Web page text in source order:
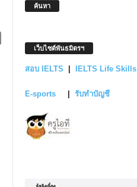
ค้นหา
เว็บไซต์พันธมิตรฯ
สอบ IELTS IELTS Life Skills
E-sports รับทำบัญชี